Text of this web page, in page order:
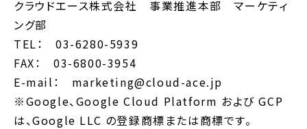
クラウドエース株式会社 事業推進本部 マーケティ
ング部
TEL： 03-6280-5939
FAX： 03-6800-3954
E-mail： marketing@cloud-ace.jp
※Google、Google Cloud Platform および GCP
は、Google LLC の登録商標または商標です。